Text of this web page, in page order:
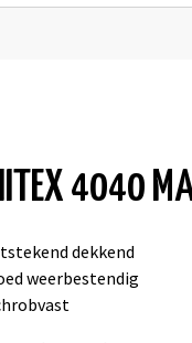
4040
dekkend
weerbestendig